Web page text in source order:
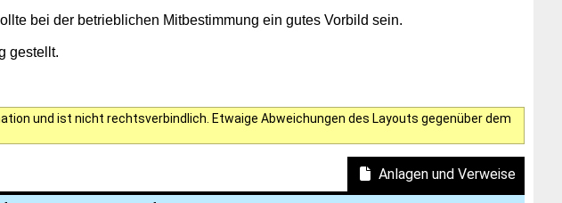
bei der betrieblichen Mitbestimmung ein gutes Vorbild sein.
gestellt.
und ist nicht rechtsverbindlich. Etwaige Abweichungen des Layouts gegenüber dem
Anlagen und Verweise